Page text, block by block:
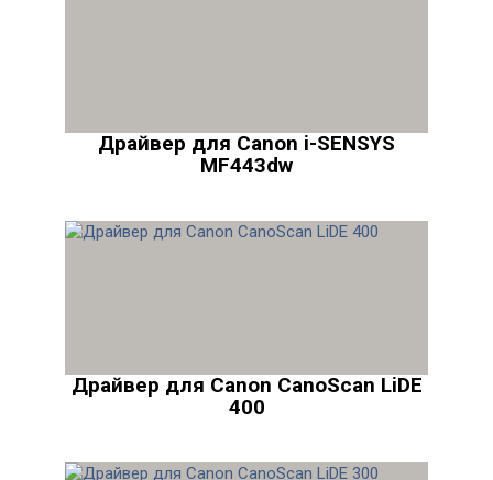
Драйвер для Canon i-SENSYS
MF443dw
Драйвер для Canon CanoScan LiDE
400